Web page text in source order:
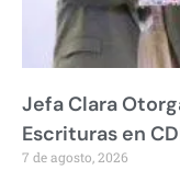
Jefa Clara
Escrituras en
7 de agosto, 2026